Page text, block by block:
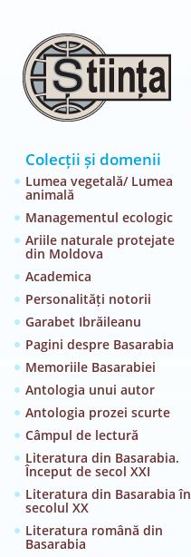
Colecții și domenii
Lumea vegetală/ Lumea
animală
Managementul ecologic
Ariile naturale protejate
din Moldova
Academica
Personalități notorii
Garabet Ibrăileanu
Pagini despre Basarabia
Memoriile Basarabiei
Antologia unui autor
Antologia prozei scurte
Câmpul de lectură
Literatura din Basarabia.
Început de secol XXI
Literatura din Basarabia în
secolul XX
Literatura română din
Basarabia